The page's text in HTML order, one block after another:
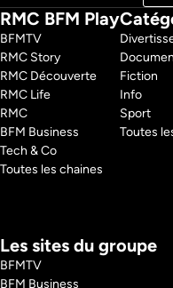
RMC BFM Play
BFMTV
RMC Story
RMC Découverte
RMC Life
RMC
BFM Business
Tech & Co
Toutes les chaines
Fiction
Info
Sport
Toutes
Les sites du groupe
BFMTV
BFM Business